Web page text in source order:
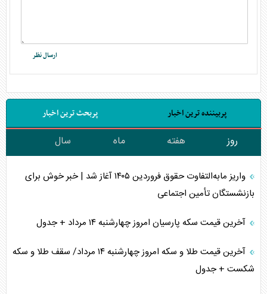
پربیننده ترین اخبار پربحث ترین اخبار
روز هفته ماه سال
واریز مابه‌التفاوت حقوق فروردین ۱۴۰۵ آغاز شد | خبر خوش برای
بازنشستگان تأمین اجتماعی
آخرین قیمت سکه پارسیان امروز چهارشنبه ۱۴ مرداد + جدول
آخرین قیمت طلا و سکه امروز چهارشنبه ۱۴ مرداد/ سقف طلا و سکه
شکست + جدول